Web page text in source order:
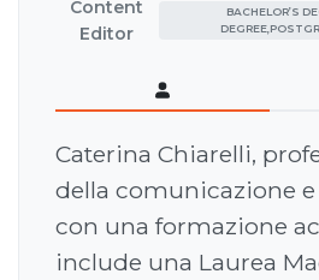
Content
Editor
BACHELOR’S
Caterina Chiarelli,
della comunicazione
con una formazione
include una Laurea